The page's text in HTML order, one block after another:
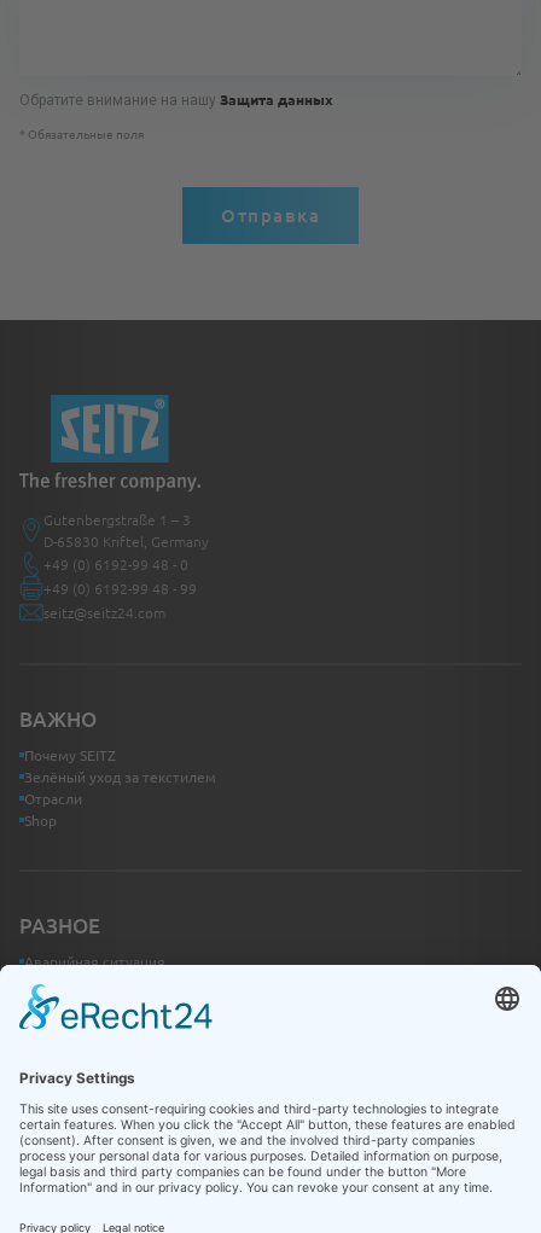
Обратите внимание на нашу Защита данных
* Обязательные поля
Отправка
Gutenbergstraße 1 – 3
D-65830 Kriftel, Germany
+49 (0) 6192-99 48 - 0
+49 (0) 6192-99 48 - 99
seitz@seitz24.com
ВАЖНО
Почему SEITZ
Зелёный уход за текстилем
Отрасли
Shop
РАЗНОЕ
Аварийная ситуация
Контакты
Информационный центр
ЮРИДИЧЕСКАЯ ИНФОРМАЦИЯ